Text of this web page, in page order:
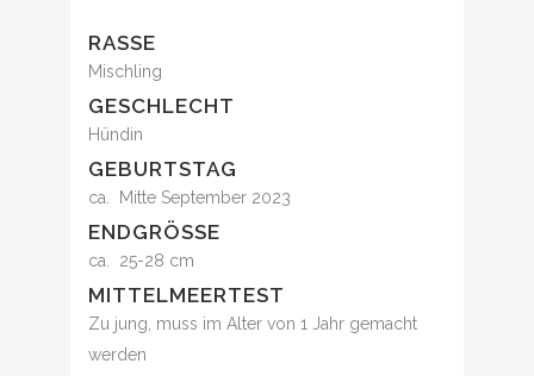
RASSE
Mischling
GESCHLECHT
Hündin
GEBURTSTAG
ca. Mitte September 2023
ENDGRÖSSE
ca. 25-28 cm
MITTELMEERTEST
Zu jung, muss im Alter von 1 Jahr gemacht
werden